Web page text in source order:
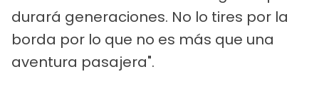
durará generaciones. No lo tires por la
borda por lo que no es más que una
aventura pasajera".